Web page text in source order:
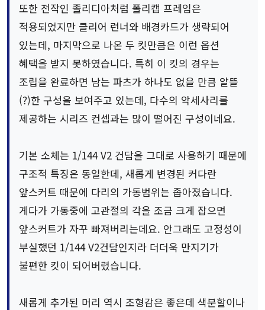
또한 전작인 졸리디아처럼 폴리캡 프레임은
적용되었지만 클리어 런너와 배경카드가 생략되어
있는데, 마지막으로 나온 두 킷만큼은 이런 옵션
혜택을 받지 못하였습니다. 특히 이 킷의 경우는
조립을 완료하면 남는 파츠가 하나도 없을 만큼 알뜰
(?)한 구성을 보여주고 있는데, 다수의 악세사리를
제공하는 시리즈 컨셉과는 많이 떨어진 구성이네요.
기본 소체는 1/144 V2 건담을 그대로 사용하기 때문에
구조적 특징은 동일한데, 새롭게 변경된 커다란
앞스커트 때문에 다리의 가동범위는 좁아졌습니다.
게다가 가동중에 고관절의 각을 조금 크게 잡으면
앞스커트가 자꾸 빠져버리는데요. 안그래도 고정성이
부실했던 1/144 V2건담인지라 더더욱 만지기가
불편한 킷이 되어버렸습니다.
새롭게 추가된 머리 역시 조형감은 좋은데 색분할이나